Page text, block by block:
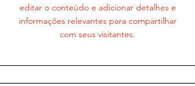
editar o conteúdo e adicionar detalhes e
informações relevantes para compartilhar
com seus visitantes.